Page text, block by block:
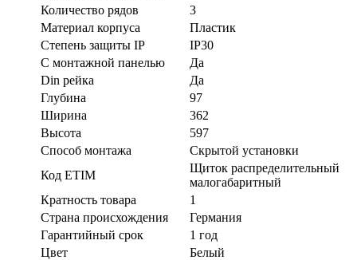
Количество рядов
3
Материал корпуса
Пластик
Степень защиты IP
IP30
С монтажной панелью
Да
Din рейка
Да
Глубина
97
Ширина
362
Высота
597
Способ монтажа
Скрытой установки
Код ETIM
Щиток распределительный
малогабаритный
Кратность товара
1
Страна происхождения
Германия
Гарантийный срок
1 год
Цвет
Белый